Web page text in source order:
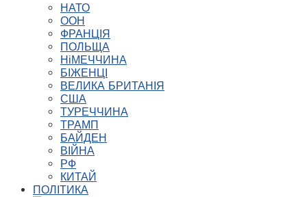
НАТО
ООН
ФРАНЦІЯ
ПОЛЬЩА
НіМЕЧЧИНА
БІЖЕНЦІ
ВЕЛИКА БРИТАНІЯ
США
ТУРЕЧЧИНА
ТРАМП
БАЙДЕН
ВІЙНА
РФ
КИТАЙ
ПОЛІТИКА